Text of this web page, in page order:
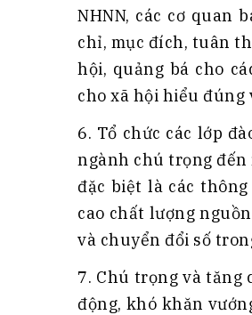
NHNN, các cơ quan
chỉ, mục đích, tuân
hội, quảng bá cho
cho xã hội hiểu đúng
6. Tổ chức các lớp
ngành chú trọng đến
đặc biệt là các
cao chất lượng
và chuyển đổi số
7. Chú trọng và tăng
động, khó khăn